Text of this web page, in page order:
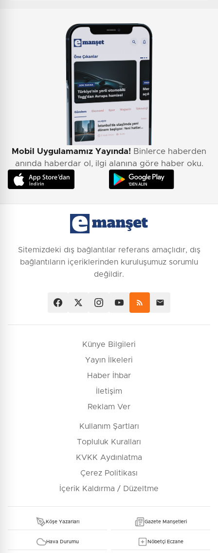
Mobil Uygulamamız Yayında! Binlerce haberden
anında haberdar ol, ilgi alanına göre haber oku.
Sitemizdeki dış bağlantılar referans amaçlıdır, dış
bağlantıların içeriklerinden kuruluşumuz sorumlu
değildir.
Künye Bilgileri
Yayın İlkeleri
Haber İhbar
İletişim
Reklam Ver
Kullanım Şartları
Topluluk Kuralları
KVKK Aydınlatma
Çerez Politikası
İçerik Kaldırma / Düzeltme
Köşe Yazarları Gazete Manşetleri
Hava Durumu Nöbetçi Eczane